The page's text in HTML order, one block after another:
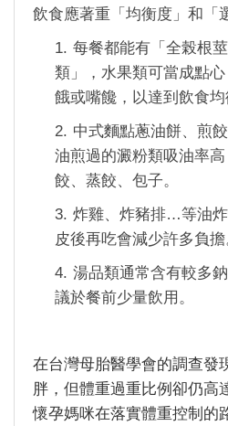
飲食應著重「均衡度」和「
1. 每餐都能有「全榖根
類」，水果類可當成點
餓或嘴饞，以達到飲食均
2. 中式麵點蔥油餅、煎
油煎過的澱粉類吸油率
餃、蒸餃、包子。
3. 炸雞、炸豬排…等油
皮後再吃會減少許多負擔
4. 湯品類通常含有較多
議於餐前少量飲用。
在台灣母胎醫學會的調查發
胖，但體重過重比例卻仍高
懷孕媽咪在落實體重控制的